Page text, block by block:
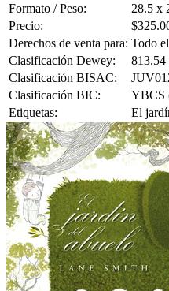
Formato / Peso:
28.5 x
Precio:
Derechos de venta para: Todo
Clasificación Dewey:
813.54
Clasificación BISAC:
Clasificación BIC:
YBCS
Etiquetas:
El